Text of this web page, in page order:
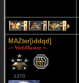
1 1 1
MAZter[iddqd]
-= WebMaster =-
1370